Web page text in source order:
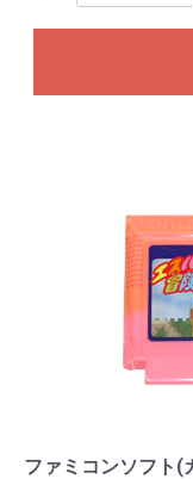
ファミコンソフト(